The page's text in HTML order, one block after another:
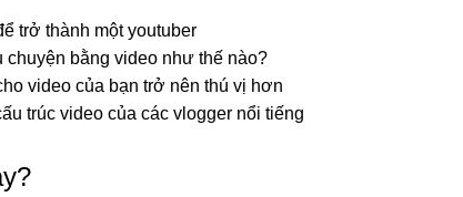
trở thành một youtuber
bằng video như thế nào?
video của bạn trở nên thú vị hơn
trúc video của các vlogger nổi tiếng